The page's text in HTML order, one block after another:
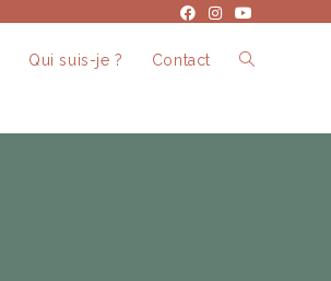
Qui suis-je ? Contact